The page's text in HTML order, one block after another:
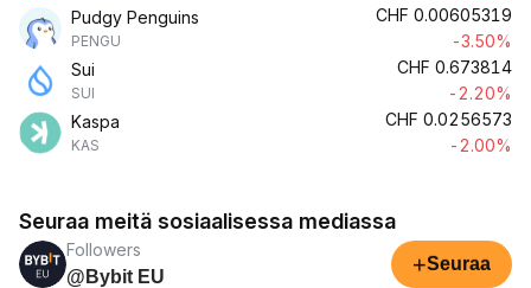
Pudgy Penguins
PENGU
CHF 0.00605319
-3.50%
Sui
SUI
CHF 0.673814
-2.20%
Kaspa
KAS
CHF 0.0256573
-2.00%
Seuraa meitä sosiaalisessa mediassa
Followers
@Bybit EU
+Seuraa